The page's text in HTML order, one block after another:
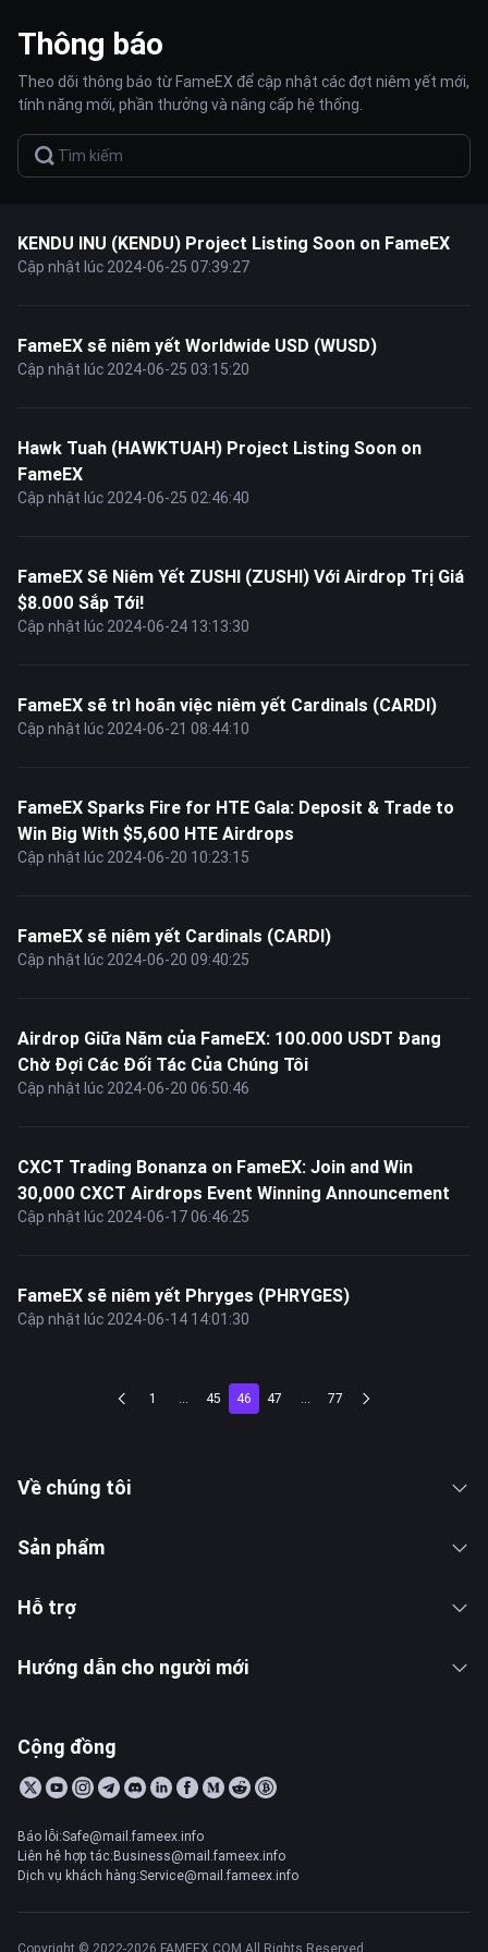
Thông báo
Theo dõi thông báo từ FameEX để cập nhật các đợt niêm yết mới,
tính năng mới, phần thưởng và nâng cấp hệ thống.
KENDU INU (KENDU) Project Listing Soon on FameEX
Cập nhật lúc 2024-06-25 07:39:27
FameEX sẽ niêm yết Worldwide USD (WUSD)
Cập nhật lúc 2024-06-25 03:15:20
Hawk Tuah (HAWKTUAH) Project Listing Soon on
FameEX
Cập nhật lúc 2024-06-25 02:46:40
FameEX Sẽ Niêm Yết ZUSHI (ZUSHI) Với Airdrop Trị Giá
$8.000 Sắp Tới!
Cập nhật lúc 2024-06-24 13:13:30
FameEX sẽ trì hoãn việc niêm yết Cardinals (CARDI)
Cập nhật lúc 2024-06-21 08:44:10
FameEX Sparks Fire for HTE Gala: Deposit & Trade to
Win Big With $5,600 HTE Airdrops
Cập nhật lúc 2024-06-20 10:23:15
FameEX sẽ niêm yết Cardinals (CARDI)
Cập nhật lúc 2024-06-20 09:40:25
Airdrop Giữa Năm của FameEX: 100.000 USDT Đang
Chờ Đợi Các Đối Tác Của Chúng Tôi
Cập nhật lúc 2024-06-20 06:50:46
CXCT Trading Bonanza on FameEX: Join and Win
30,000 CXCT Airdrops Event Winning Announcement
Cập nhật lúc 2024-06-17 06:46:25
FameEX sẽ niêm yết Phryges (PHRYGES)
Cập nhật lúc 2024-06-14 14:01:30
1 ... 45 46 47 ... 77
Về chúng tôi
Sản phẩm
Hỗ trợ
Hướng dẫn cho người mới
Cộng đồng
Báo lỗi:Safe@mail.fameex.info
Liên hệ hợp tác:Business@mail.fameex.info
Dịch vụ khách hàng:Service@mail.fameex.info
Copyright © 2022-2026 FAMEEX.COM All Rights Reserved